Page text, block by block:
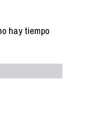
hay tiempo